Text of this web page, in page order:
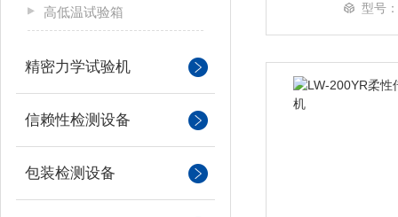
高低温试验箱
精密力学试验机
信赖性检测设备
包装检测设备
型号